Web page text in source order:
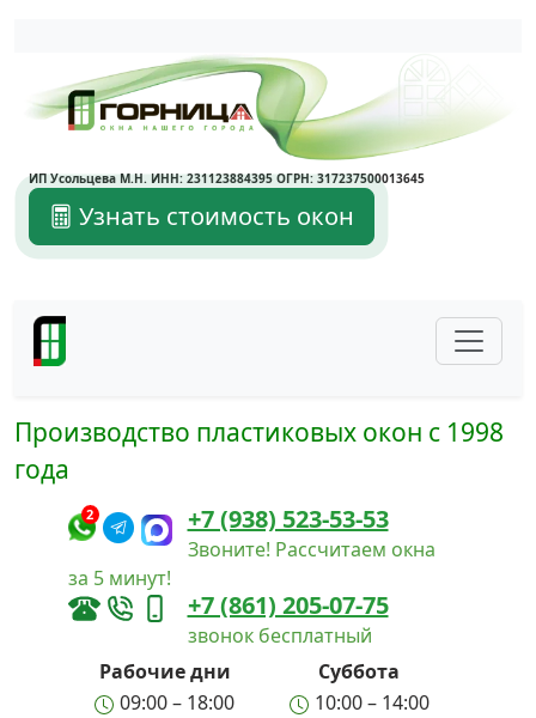
Написать в Max
Написать в Telegram
ИП Усольцева М.Н. ИНН: 231123884395 ОГРН: 317237500013645
Узнать стоимость окон
Производство пластиковых окон с 1998
года
2 +7 (938) 523-53-53
Звоните! Рассчитаем окна
за 5 минут!
+7 (861) 205-07-75
звонок бесплатный
Рабочие дни
Суббота
09:00 – 18:00
10:00 – 14:00